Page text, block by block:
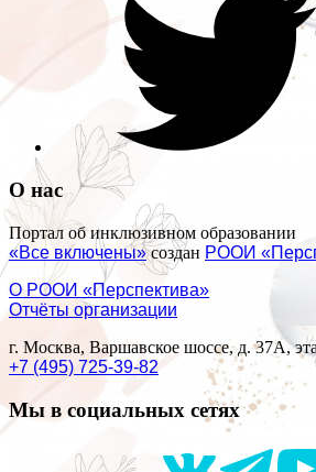
О нас
Портал об инклюзивном образовании
«Все включены»создан РООИ
О РООИ «Перспектива»
Отчёты организации
г. Москва, Варшавское шоссе, д. 37А,
+7 (495) 725-39-82
Мы в социальных сетях